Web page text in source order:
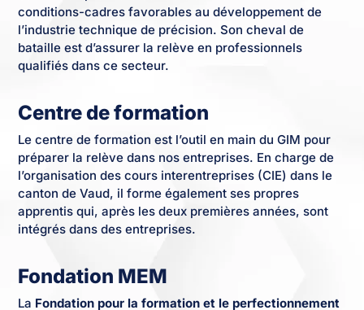
conditions-cadres favorables au développement de
l’industrie technique de précision. Son cheval de
bataille est d’assurer la relève en professionnels
qualifiés dans ce secteur.
Centre de formation
Le centre de formation est l’outil en main du GIM pour
préparer la relève dans nos entreprises. En charge de
l’organisation des cours interentreprises (CIE) dans le
canton de Vaud, il forme également ses propres
apprentis qui, après les deux premières années, sont
intégrés dans des entreprises.
Fondation MEM
La Fondation pour la formation et le perfectionnement